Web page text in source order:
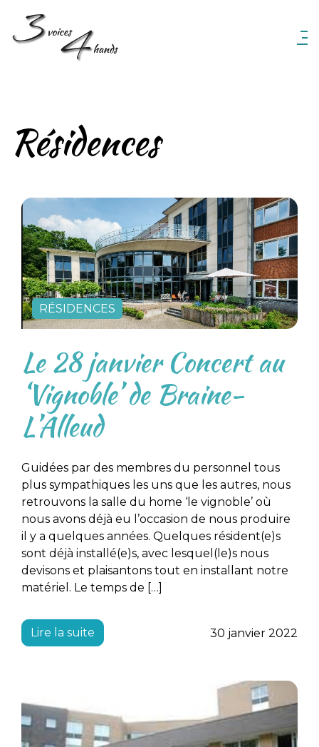
Résidences
RÉSIDENCES
Le 28 janvier Concert au
‘Vignoble’ de Braine-
L’Alleud
Guidées par des membres du personnel tous
plus sympathiques les uns que les autres, nous
retrouvons la salle du home ‘le vignoble’ où
nous avons déjà eu l’occasion de nous produire
il y a quelques années. Quelques résident(e)s
sont déjà installé(e)s, avec lesquel(le)s nous
devisons et plaisantons tout en installant notre
matériel. Le temps de […]
30 janvier 2022
Lire la suite